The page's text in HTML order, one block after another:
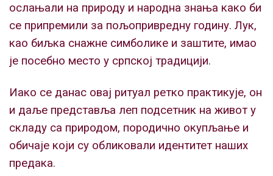
ослањали на природу и народна знања како би
се припремили за пољопривредну годину. Лук,
као биљка снажне симболике и заштите, имао
је посебно место у српској традицији.
Иако се данас овај ритуал ретко практикује, он
и даље представља леп подсетник на живот у
складу са природом, породично окупљање и
обичаје који су обликовали идентитет наших
предака.